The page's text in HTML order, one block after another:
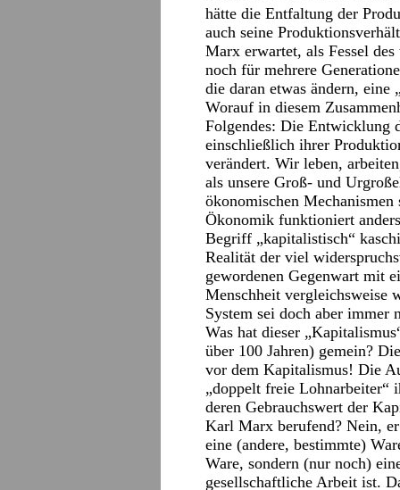
hätte die Entfaltung der
auch seine
Marx erwartet, als Fessel
noch für mehrere
die daran etwas ändern, eine
Worauf in diesem
Folgendes: Die Entwicklung
einschließlich ihrer
verändert. Wir leben,
als unsere Groß- und
ökonomischen
Ökonomik funktioniert
Begriff „kapitalistisch“
Realität der viel
gewordenen Gegenwart mit
Menschheit vergleichsweise
System sei doch aber immer
Was hat dieser
über 100 Jahren) gemein?
vor dem Kapitalismus! Die
„doppelt freie Lohnarbeiter“
deren Gebrauchswert der
Karl Marx berufend? Nein,
eine (andere, bestimmte)
Ware, sondern (nur noch)
gesellschaftliche Arbeit ist.